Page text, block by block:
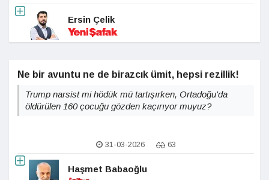
Ersin Çelik
Ne bir avuntu ne de birazcık ümit, hepsi rezillik!
Trump narsist mi hödük mü tartışırken, Ortadoğu'da
öldürülen 160 çocuğu gözden kaçırıyor muyuz?
31-03-2026 63
Haşmet Babaoğlu